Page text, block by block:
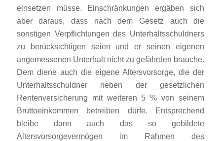
einsetzen müsse. Einschränkungen ergäben sich
aber daraus, dass nach dem Gesetz auch die
sonstigen Verpflichtungen des Unterhaltsschuldners
zu berücksichtigen seien und er seinen eigenen
angemessenen Unterhalt nicht zu gefährden brauche.
Dem diene auch die eigene Altersvorsorge, die der
Unterhaltsschuldner neben der gesetzlichen
Rentenversicherung mit weiteren 5 % von seinem
Bruttoeinkommen betreiben dürfe. Entsprechend
bleibe dann auch das so gebildete
Altersvorsorgevermögen im Rahmen des